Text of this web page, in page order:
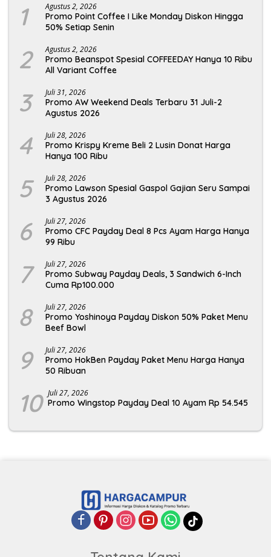
1 Agustus 2, 2026
Promo Point Coffee I Like Monday Diskon Hingga
50% Setiap Senin
2 Agustus 2, 2026
Promo Beanspot Spesial COFFEEDAY Hanya 10 Ribu
All Variant Coffee
3 Juli 31, 2026
Promo AW Weekend Deals Terbaru 31 Juli-2
Agustus 2026
4 Juli 28, 2026
Promo Krispy Kreme Beli 2 Lusin Donat Harga
Hanya 100 Ribu
5 Juli 28, 2026
Promo Lawson Spesial Gaspol Gajian Seru Sampai
3 Agustus 2026
6 Juli 27, 2026
Promo CFC Payday Deal 8 Pcs Ayam Harga Hanya
99 Ribu
7 Juli 27, 2026
Promo Subway Payday Deals, 3 Sandwich 6-Inch
Cuma Rp100.000
8 Juli 27, 2026
Promo Yoshinoya Payday Diskon 50% Paket Menu
Beef Bowl
9 Juli 27, 2026
Promo HokBen Payday Paket Menu Harga Hanya
50 Ribuan
10 Juli 27, 2026
Promo Wingstop Payday Deal 10 Ayam Rp 54.545